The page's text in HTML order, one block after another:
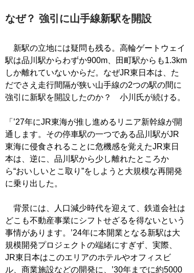
なぜ？ 強引に山手線新駅を開設
新駅の立地には疑問も残る。高輪ゲートウェイ
駅は品川駅からわずか900m、田町駅からも1.3km
しか離れていないからだ。なぜJR東日本は、た
だでさえ走行間隔が狭い山手線の2つの駅の間に
強引に新駅を開設したのか？ 小川氏が続ける。
「’27年にJR東海が推し進めるリニア新幹線が開
通します。その停車駅の一つである品川駅がJR
東海に侵食されることに危機感を覚えたJR東日
本は、逆に、品川駅から少し離れたところか
ら“おいしいとこ取り”をしようと大規模な再開発
に乗り出した。
背景には、人口減少時代を迎えて、鉄道会社は
どこも不動産事業にシフトせざるを得ないという
事情があります。’24年に本開業となる新駅は大
規模開発プロジェクトの端緒にすぎず、実際、
JR東日本はこのエリアのホテルやオフィスビ
ル、商業施設などの開発に、’30年までに約5000